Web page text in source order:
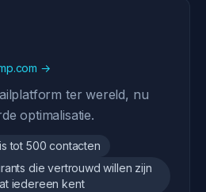
→
ter wereld, nu
optimalisatie.
tot 500 contacten
die vertrouwd willen zijn
iedereen kent